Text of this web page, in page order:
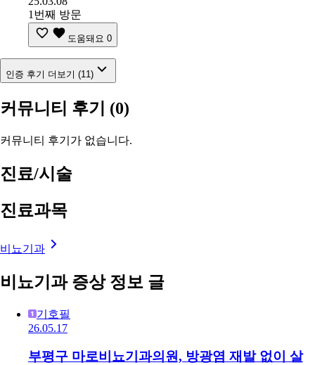
1번째 방문
도움돼요 0
인증 후기 더보기 (11)
커뮤니티 후기 (0)
커뮤니티 후기가 없습니다.
진료/시술
진료과목
비뇨기과
비뇨기과 증상 정보 글
기호필
26.05.17
부평구 마로비뇨기과의원, 방광염 재발 없이 살